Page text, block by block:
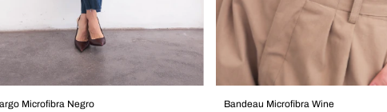
Microfibra Negro
Bandeau Microfibra Wine